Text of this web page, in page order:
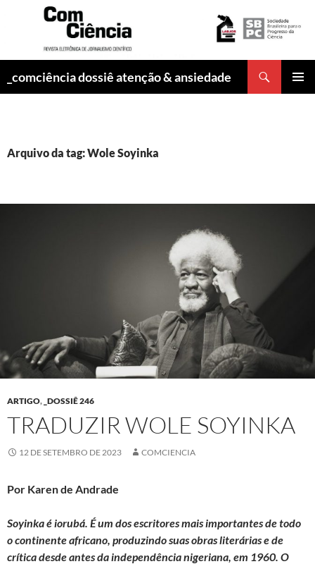
_comciência dossiê atenção & ansiedade
Arquivo da tag: Wole Soyinka
ARTIGO, _DOSSIÊ 246
TRADUZIR WOLE SOYINKA
12 DE SETEMBRO DE 2023 COMCIENCIA
Por Karen de Andrade
Soyinka é iorubá. É um dos escritores mais importantes de todo
o continente africano, produzindo suas obras literárias e de
crítica desde antes da independência nigeriana, em 1960. O